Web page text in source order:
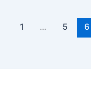
1 … 5 6